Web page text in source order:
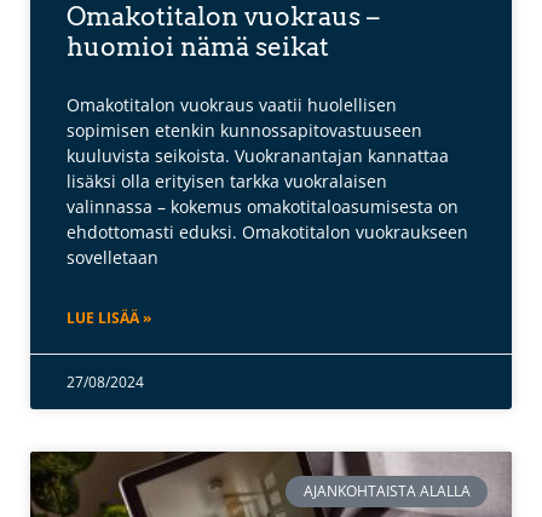
Omakotitalon vuokraus –
huomioi nämä seikat
Omakotitalon vuokraus vaatii huolellisen
sopimisen etenkin kunnossapitovastuuseen
kuuluvista seikoista. Vuokranantajan kannattaa
lisäksi olla erityisen tarkka vuokralaisen
valinnassa – kokemus omakotitaloasumisesta on
ehdottomasti eduksi. Omakotitalon vuokraukseen
sovelletaan
LUE LISÄÄ »
27/08/2024
AJANKOHTAISTA ALALLA